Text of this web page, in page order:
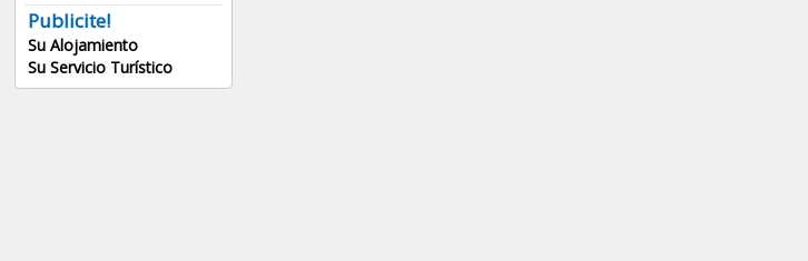
Publicite!
Su Alojamiento
Su Servicio Turístico